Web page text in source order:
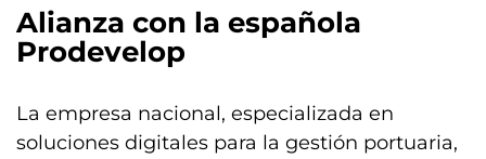
Alianza con la española
Prodevelop
La empresa nacional, especializada en
soluciones digitales para la gestión portuaria,